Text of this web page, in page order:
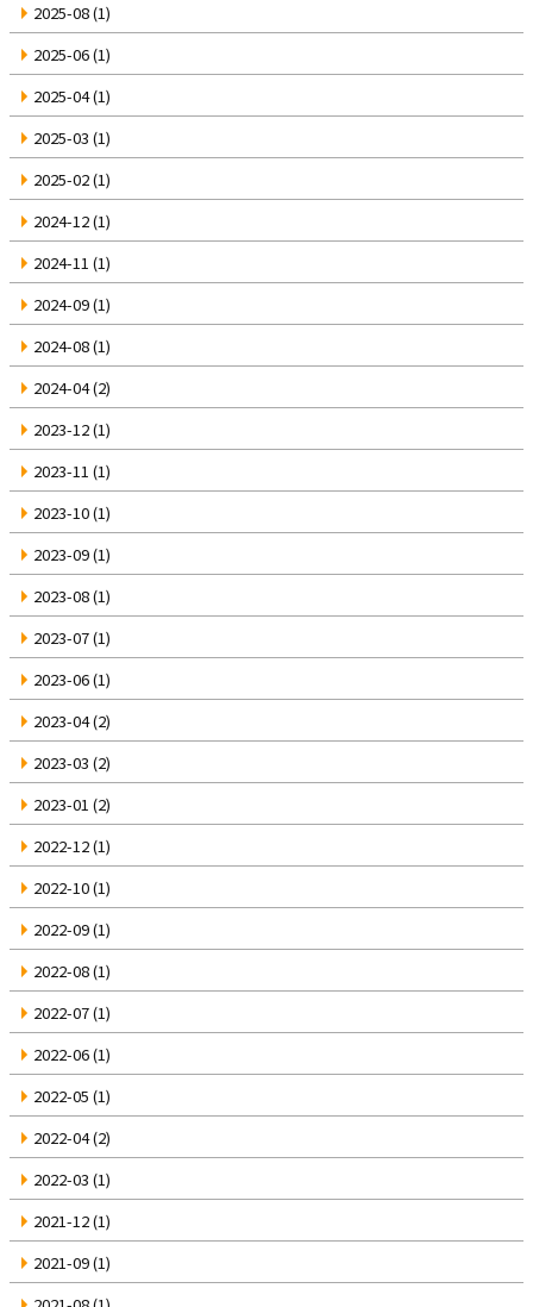
2025-08(1)
2025-06(1)
2025-04(1)
2025-03 (1)
2025-02(1)
2024-12(1)
2024-11 (1)
2024-09(1)
2024-08(1)
2024-04(2)
2023-12(1)
2023-11 (1)
2023-10(1)
2023-09(1)
2023-08(1)
2023-07(1)
2023-06(1)
2023-04(2)
2023-03 (2)
2023-01 (2)
2022-12(1)
2022-10(1)
2022-09(1)
2022-08(1)
2022-07(1)
2022-06(1)
2022-05 (1)
2022-04(2)
2022-03 (1)
2021-12(1)
2021-09(1)